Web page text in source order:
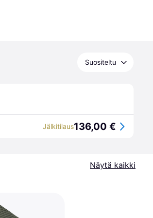
Suositeltu
Jälkitilaus136,00 €
Näytä kaikki